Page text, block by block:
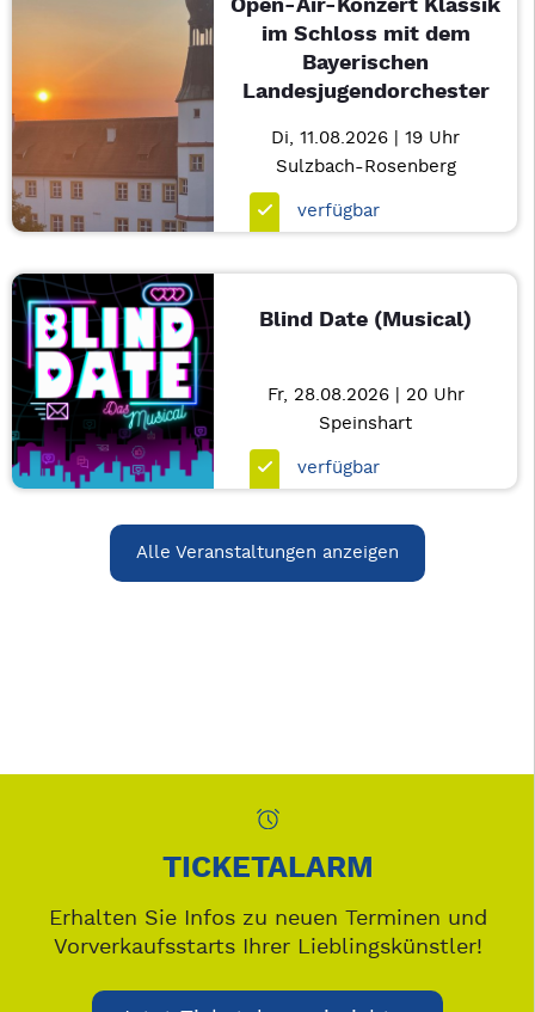
im Schloss mit dem
Bayerischen
Landesjugendorchester
Di, 11.08.2026 | 19 Uhr
Sulzbach-Rosenberg
verfügbar
Blind Date (Musical)
Fr, 28.08.2026 | 20 Uhr
Speinshart
verfügbar
Alle Veranstaltungen anzeigen
TICKETALARM
Erhalten Sie Infos zu neuen Terminen und
Vorverkaufsstarts Ihrer Lieblingskünstler!